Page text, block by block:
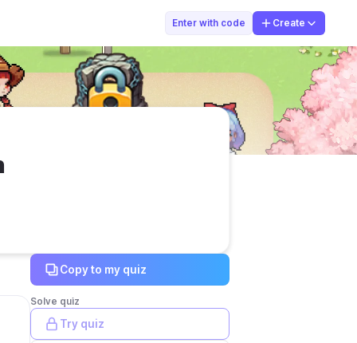
Enter with code Create
Nadiyah Zahra
Copy to my quiz
Solve quiz
Try quiz